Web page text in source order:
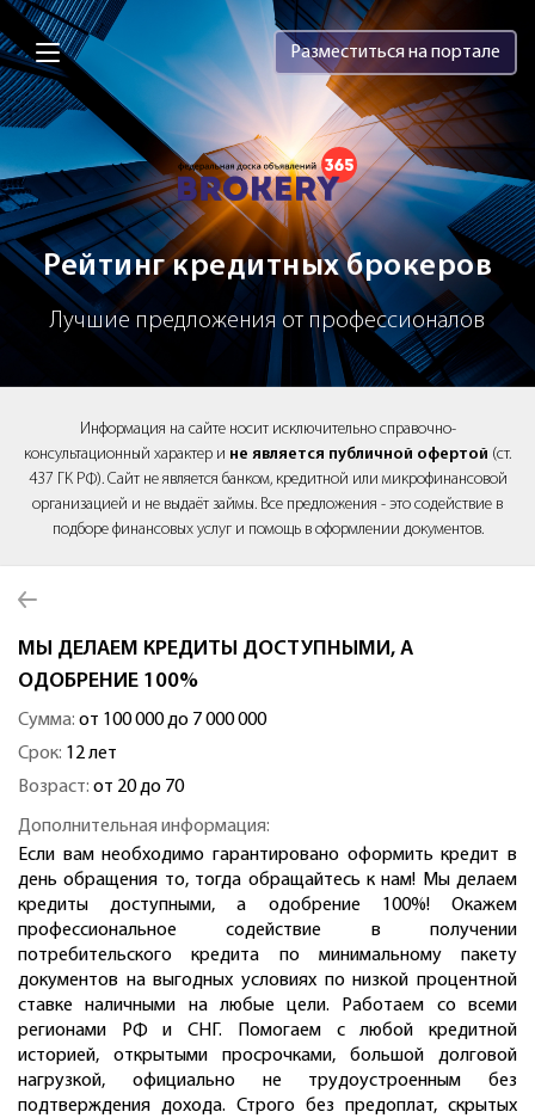
Brokery365 - Рейтинг кредитных
Разместиться на портале
Рейтинг кредитных брокеров
Лучшие предложения от профессионалов
Информация на сайте носит исключительно справочно-
консультационный характер и не является публичной офертой (ст.
437 ГК РФ). Сайт не является банком, кредитной или микрофинансовой
организацией и не выдаёт займы. Все предложения - это содействие в
подборе финансовых услуг и помощь в оформлении документов.
МЫ ДЕЛАЕМ КРЕДИТЫ ДОСТУПНЫМИ, А
ОДОБРЕНИЕ 100%
Сумма: от 100 000 до 7 000 000
Срок: 12 лет
Возраст: от 20 до 70
Дополнительная информация:
Если вам необходимо гарантировано оформить кредит в
день обращения то, тогда обращайтесь к нам! Мы делаем
кредиты доступными, а одобрение 100%! Окажем
профессиональное содействие в получении
потребительского кредита по минимальному пакету
документов на выгодных условиях по низкой процентной
ставке наличными на любые цели. Работаем со всеми
регионами РФ и СНГ. Помогаем с любой кредитной
историей, открытыми просрочками, большой долговой
нагрузкой, официально не трудоустроенным без
подтверждения дохода. Строго без предоплат, скрытых